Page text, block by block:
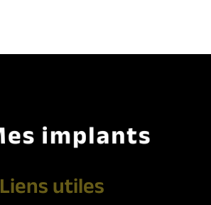
Liens utiles